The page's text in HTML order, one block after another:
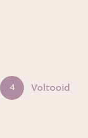
4 Voltooid